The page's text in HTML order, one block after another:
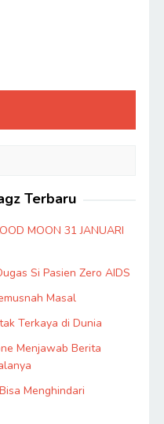
Terbaru
MOON 31 JANUARI
Si Pasien Zero AIDS
Masal
Terkaya di Dunia
Menjawab Berita
Menghindari